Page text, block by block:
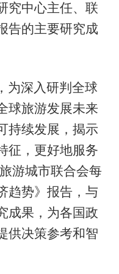
究中心主任、联
告的主要研究成
为深入研判全球
球旅游发展未来
持续发展，揭示
征，更好地服务
游城市联合会每
趋势》报告，与
成果，为各国政
供决策参考和智